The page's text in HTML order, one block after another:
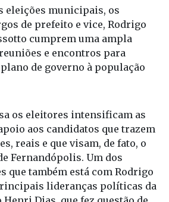
eleições municipais, os
de prefeito e vice, Rodrigo
cumprem uma ampla
e encontros para
os eleitores intensificam as
aos candidatos que trazem
reais e que visam, de fato, o
Fernandópolis. Um dos